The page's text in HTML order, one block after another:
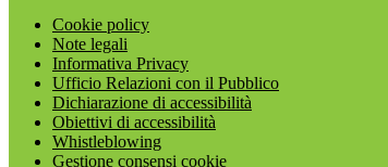
Cookie policy
Note legali
Informativa Privacy
Ufficio Relazioni con il Pubblico
Dichiarazione di accessibilità
Obiettivi di accessibilità
Whistleblowing
Gestione consensi cookie